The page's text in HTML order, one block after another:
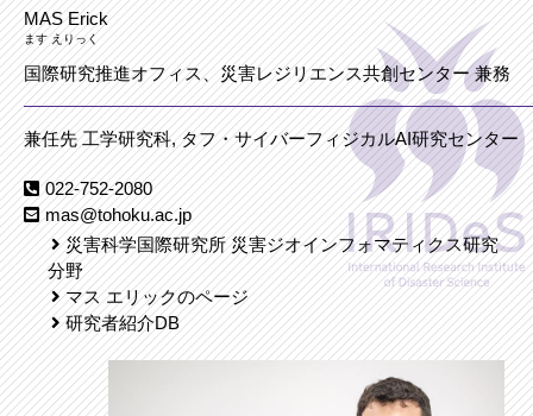
MAS Erick
ます えりっく
国際研究推進オフィス、災害レジリエンス共創センター 兼務
兼任先 工学研究科, タフ・サイバーフィジカルAI研究センター
022-752-2080
mas@tohoku.ac.jp
災害科学国際研究所 災害ジオインフォマティクス研究
分野
マス エリックのページ
研究者紹介DB